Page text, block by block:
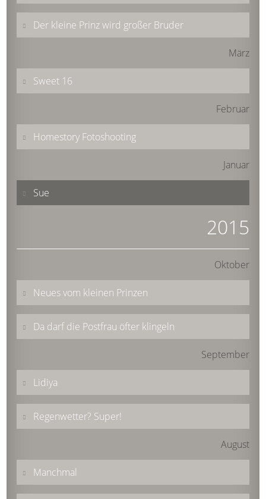
Der kleine Prinz wird großer Bruder
März
Sweet 16
Februar
Homestory Fotoshooting
Januar
Sue
2015
Oktober
Neues vom kleinen Prinzen
Da darf die Postfrau öfter klingeln
September
Lidiya
Regenwetter? Super!
August
Manchmal